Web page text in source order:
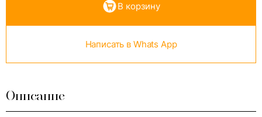
В корзину
Написать в Whats App
Описание